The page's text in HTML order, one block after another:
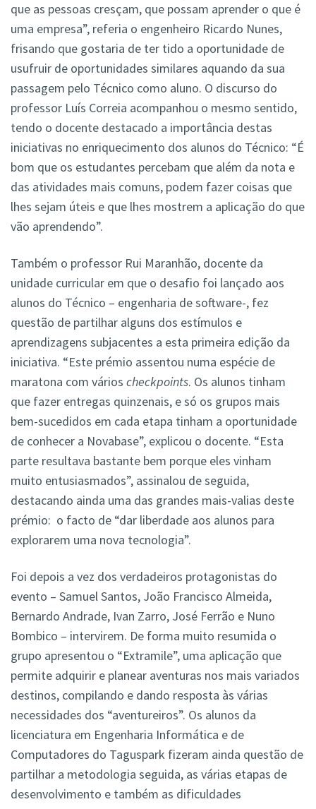
que as pessoas cresçam, que possam aprender o que é
uma empresa”, referia o engenheiro Ricardo Nunes,
frisando que gostaria de ter tido a oportunidade de
usufruir de oportunidades similares aquando da sua
passagem pelo Técnico como aluno. O discurso do
professor Luís Correia acompanhou o mesmo sentido,
tendo o docente destacado a importância destas
iniciativas no enriquecimento dos alunos do Técnico: “É
bom que os estudantes percebam que além da nota e
das atividades mais comuns, podem fazer coisas que
lhes sejam úteis e que lhes mostrem a aplicação do que
vão aprendendo”.
Também o professor Rui Maranhão, docente da
unidade curricular em que o desafio foi lançado aos
alunos do Técnico – engenharia de software-, fez
questão de partilhar alguns dos estímulos e
aprendizagens subjacentes a esta primeira edição da
iniciativa. “Este prémio assentou numa espécie de
maratona com vários checkpoints. Os alunos tinham
que fazer entregas quinzenais, e só os grupos mais
bem-sucedidos em cada etapa tinham a oportunidade
de conhecer a Novabase”, explicou o docente. “Esta
parte resultava bastante bem porque eles vinham
muito entusiasmados”, assinalou de seguida,
destacando ainda uma das grandes mais-valias deste
prémio: o facto de “dar liberdade aos alunos para
explorarem uma nova tecnologia”.
Foi depois a vez dos verdadeiros protagonistas do
evento – Samuel Santos, João Francisco Almeida,
Bernardo Andrade, Ivan Zarro, José Ferrão e Nuno
Bombico – intervirem. De forma muito resumida o
grupo apresentou o “Extramile”, uma aplicação que
permite adquirir e planear aventuras nos mais variados
destinos, compilando e dando resposta às várias
necessidades dos “aventureiros”. Os alunos da
licenciatura em Engenharia Informática e de
Computadores do Taguspark fizeram ainda questão de
partilhar a metodologia seguida, as várias etapas de
desenvolvimento e também as dificuldades